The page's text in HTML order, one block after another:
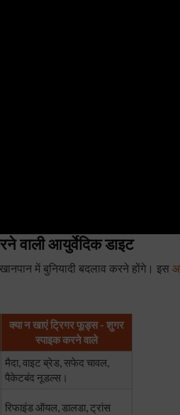
वाली आयुर्वेदिक डाइट
में बुनियादी बदलाव करने होंगे। इस
क्या न खाएं ट्रिगर फूड्स - शुगर
स्पाइक करने वाले
मैदा, वाइट ब्रेड, सफेद चावल,
पैकेटबंद नूडल्स।
रिफाइंड ऑयल, डालडा, ट्रांस